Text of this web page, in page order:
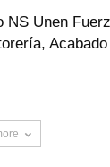
NS Unen